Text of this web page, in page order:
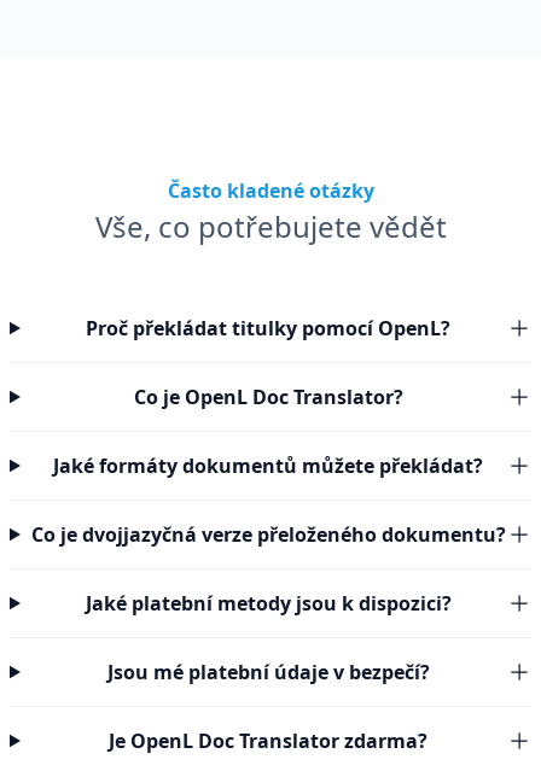
Často kladené otázky
Vše, co potřebujete vědět
Proč překládat titulky pomocí OpenL?
Co je OpenL Doc Translator?
Jaké formáty dokumentů můžete překládat?
Co je dvojjazyčná verze přeloženého dokumentu?
Jaké platební metody jsou k dispozici?
Jsou mé platební údaje v bezpečí?
Je OpenL Doc Translator zdarma?